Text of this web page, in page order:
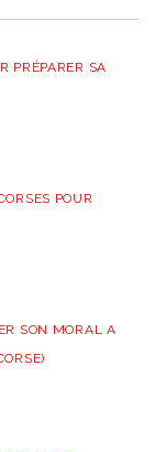
PRÉPARER SA
POUR
SON MORAL A